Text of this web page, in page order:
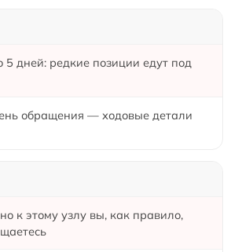
5 дней: редкие позиции едут под
обращения — ходовые детали
к этому узлу вы, как правило,